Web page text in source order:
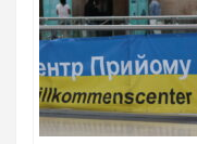
баскетболіст